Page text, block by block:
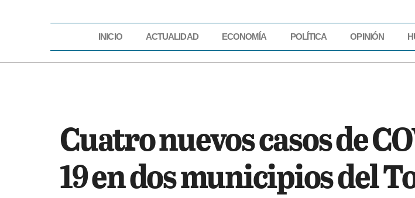
INICIO ACTUALIDAD ECONOMÍA POLÍTICA OPINIÓN
Cuatro nuevos casos de
19 en dos municipios del